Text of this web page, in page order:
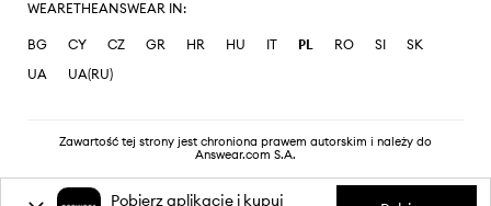
WEARETHEANSWEAR IN:
BG CY CZ GR HR HU IT PL RO SI
SK
UA
UA(RU)
Zawartość tej strony jest chroniona prawem autorskim i należy do
Answear.com S.A.
Pobierz aplikację i kupuj